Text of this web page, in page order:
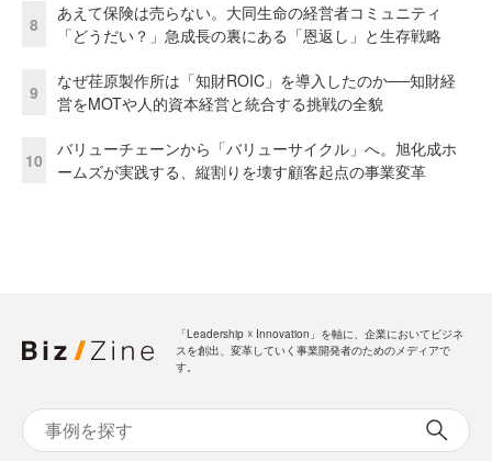
8
あえて保険は売らない。大同生命の経営者コミュニティ
「どうだい？」急成長の裏にある「恩返し」と生存戦略
9
なぜ荏原製作所は「知財ROIC」を導入したのか──知財経
営をMOTや人的資本経営と統合する挑戦の全貌
10
バリューチェーンから「バリューサイクル」へ。旭化成ホ
ームズが実践する、縦割りを壊す顧客起点の事業変革
「Leadership ☓ Innovation」を軸に、企業においてビジネ
スを創出、変革していく事業開発者のためのメディアで
す。